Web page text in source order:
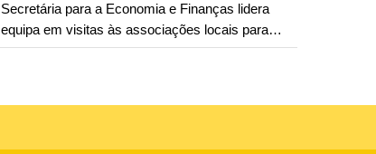
Secretária para a Economia e Finanças lidera
equipa em visitas às associações locais para
consolidar consensos e promover os trabalhos